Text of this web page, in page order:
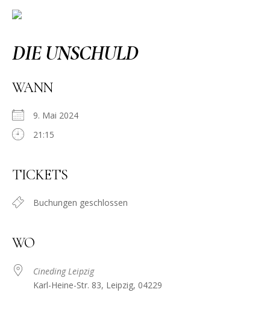
DIE UNSCHULD
WANN
9. Mai 2024
21:15
TICKETS
Buchungen geschlossen
WO
Cineding Leipzig
Karl-Heine-Str. 83, Leipzig, 04229